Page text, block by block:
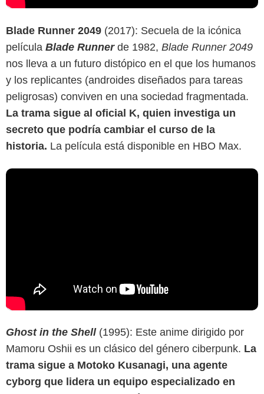
Blade Runner 2049 (2017): Secuela de la icónica
película Blade Runnerde 1982, Blade Runner 2049
nos lleva a un futuro distópico en el que los humanos
y los replicantes (androides diseñados para tareas
peligrosas) conviven en una sociedad fragmentada.
La trama sigue al oficial K, quien investiga un
secreto que podría cambiar el curso de la
historia. La película está disponible en HBO Max.
Ghost in the Shell(1995): Este anime dirigido por
Mamoru Oshii es un clásico del género ciberpunk. La
trama sigue a Motoko Kusanagi, una agente
cyborg que lidera un equipo especializado en